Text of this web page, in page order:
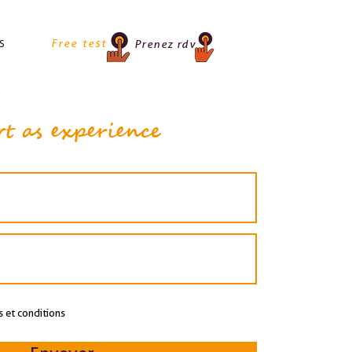
Free test Prenez rdv
as experience
et conditions